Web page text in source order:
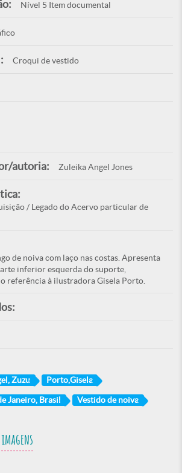
Nível 5 Item documental
Croqui de vestido
autoria: Zuleika Angel Jones
/ Legado do Acervo particular de
de noiva com laço nas costas. Apresenta
inferior esquerda do suporte,
referência à ilustradora Gisela Porto.
Zuzu Porto,Gisela
Janeiro, Brasil Vestido de noiva